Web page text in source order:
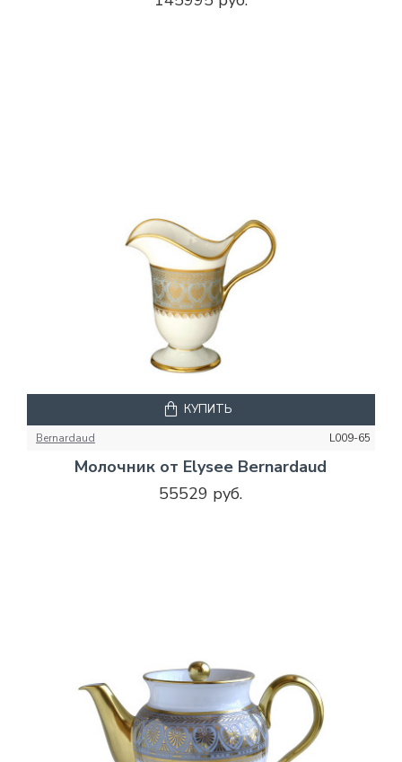
Bernardaud L009-65
Молочник от Elysee Bernardaud
55529 руб.
КУПИТЬ